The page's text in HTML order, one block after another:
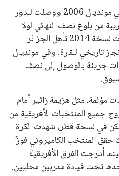
حققت غانا أيضًا تقدمًا ملحوظًا في مونديال 2006 ووصلت للدور
2010، كانت قريبة من بلوغ نصف النهائي لولا
ضربة الجزاء الشهيرة. بينما شهدت نسخة 2014 تأهل الجزائر
تاريخي للقارة. وفي مونديال
جريئة بالوصول إلى نصف
مؤلمة، مثل هزيمة زائير أمام
9-0 في 1974 وخروج جميع المنتخبات الأفريقية من
الأول في مونديال 2018. لكن في نسخة قطر، شهدت الكرة
المنتخب الكاميروني فوزًا
أدرجت الفرق الأفريقية
تحت قيادة مدربين محليين.